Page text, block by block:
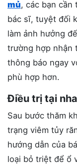
mủ, các bạn cần
bác sĩ, tuyệt đối
làm ảnh hưởng
trường hợp nhận
thông báo ngay
phù hợp hơn.
Điều trị tại
Sau bước thăm
trạng viêm tủy
hướng dẫn của
loại bỏ triệt để ổ